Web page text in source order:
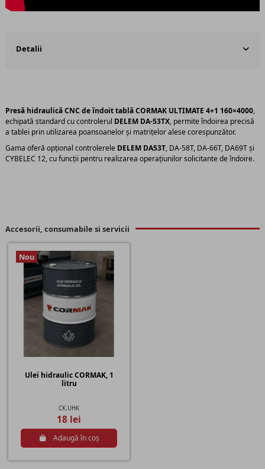
Detalii
Presă hidraulică CNC de îndoit tablăCORMAK ULTIMATE 4+1 160×4000,
echipată standard cu controlerul DELEM DA-53TX, permite îndoirea precisă
a tablei prin utilizarea poansoanelor și matrițelor alese corespunzător.
Gama oferă opțional controlerele DELEM DA53T, DA-58T, DA-66T, DA69T și
CYBELEC 12, cu funcții pentru realizarea operațiunilor solicitante de îndoire.
Accesorii, consumabile si servicii
Nou
Ulei hidraulic CORMAK, 1
litru
CK.UHK
18 lei
Adaugă în coș